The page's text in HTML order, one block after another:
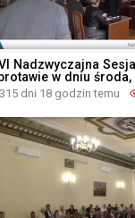
Nadzwyczajna
w dniu środa,
315 dni 18 godzin temu